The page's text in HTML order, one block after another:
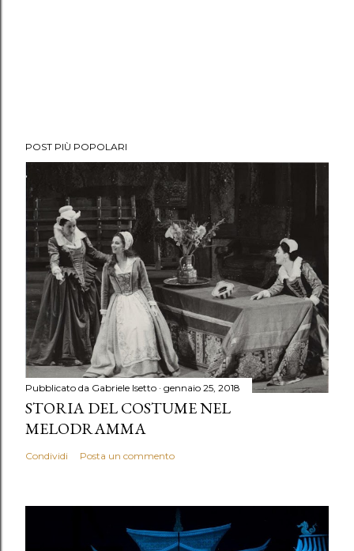
POST PIÙ POPOLARI
Pubblicato da Gabriele Isetto gennaio 25, 2018
STORIA DEL COSTUME NEL
MELODRAMMA
Condividi Posta un commento